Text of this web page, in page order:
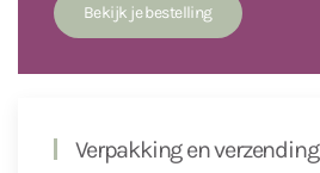
Verpakking en verzending